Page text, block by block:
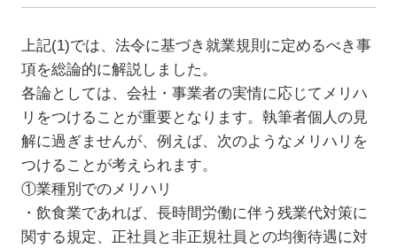
上記(1)では、法令に基づき就業規則に定めるべき事
項を総論的に解説しました。
各論としては、会社・事業者の実情に応じてメリハ
リをつけることが重要となります。執筆者個人の見
解に過ぎませんが、例えば、次のようなメリハリを
つけることが考えられます。
①業種別でのメリハリ
・飲食業であれば、長時間労働に伴う残業代対策に
関する規定、正社員と非正規社員との均衡待遇に対